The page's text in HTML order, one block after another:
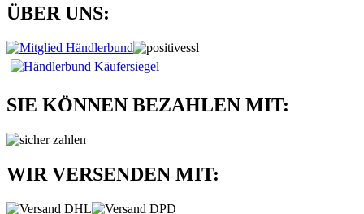
ÜBER UNS:
SIE KÖNNEN BEZAHLEN MIT:
WIR VERSENDEN MIT: